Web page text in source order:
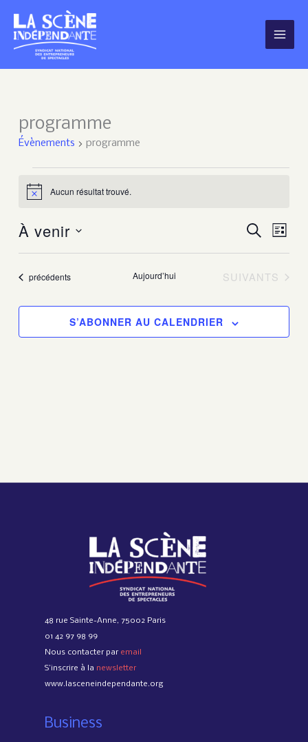
contenu
programme
Évènements programme
Évènements
NoticeAucun résultat trouvé.
Recherche
de
Évènements
LISTE
À venir
date.
Évènements
précédents Aujourd’hui ÉVÈNEMENTS
SUIVANTS
S’ABONNER AU CALENDRIER
48 rue Sainte-Anne, 75002 Paris
01 42 97 98 99
Nous contacter par email
S’inscrire à la newsletter
www.lasceneindependante.org
Business